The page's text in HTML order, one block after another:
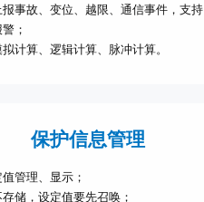
事故、变位、越限、通信事件，支持
；
计算、逻辑计算、脉冲计算。
保护信息管理
管理、显示；
储，设定值要先召唤；